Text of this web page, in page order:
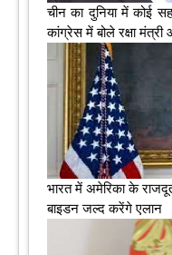
चीन का दुनिया में कोई
कांग्रेस में बोले रक्षा मंत्री
भारत में अमेरिका के
बाइडन जल्द करेंगे एलान